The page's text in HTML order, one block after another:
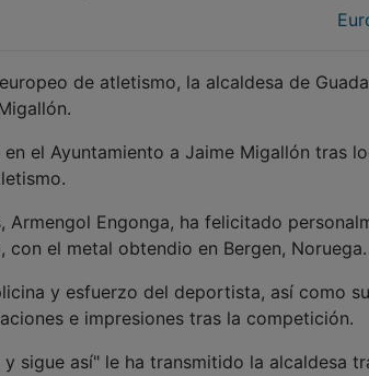
de atletismo, la alcaldesa de
el Ayuntamiento a Jaime Migallón tras
Engonga, ha felicitado
el metal obtendio en Bergen, Noruega.
y esfuerzo del deportista, así como su
e impresiones tras la competición.
sigue así" le ha transmitido la alcaldesa